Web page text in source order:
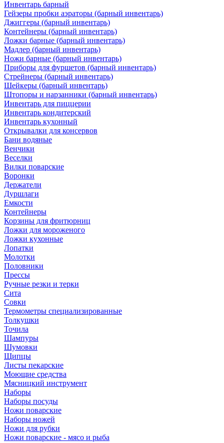
Инвентарь барный
Гейзеры пробки аэраторы (барный инвентарь)
Джиггеры (барный инвентарь)
Контейнеры (барный инвентарь)
Ложки барные (барный инвентарь)
Мадлер (барный инвентарь)
Ножи барные (барный инвентарь)
Приборы для фуршетов (барный инвентарь)
Стрейнеры (барный инвентарь)
Шейкеры (барный инвентарь)
Штопоры и нарзанники (барный инвентарь)
Инвентарь для пиццерии
Инвентарь кондитерский
Инвентарь кухонный
Открывалки для консервов
Бани водяные
Венчики
Веселки
Вилки поварские
Воронки
Держатели
Дуршлаги
Емкости
Контейнеры
Корзины для фритюрниц
Ложки для мороженого
Ложки кухонные
Лопатки
Молотки
Половники
Прессы
Ручные резки и терки
Сита
Совки
Термометры специализированные
Толкушки
Точила
Шампуры
Шумовки
Щипцы
Листы пекарские
Моющие средства
Мясницкий инструмент
Наборы
Наборы посуды
Ножи поварские
Наборы ножей
Ножи для рубки
Ножи поварские - мясо и рыба